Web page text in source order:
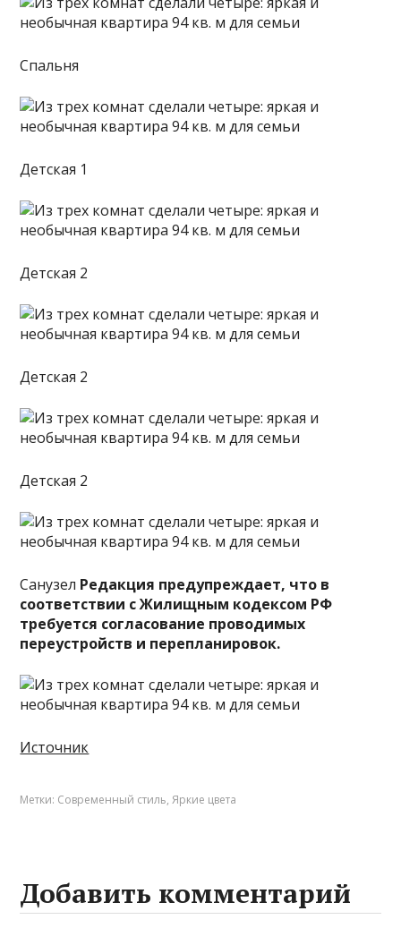
Спальня
Детская 1
Детская 2
Детская 2
Детская 2
Санузел Редакция предупреждает, что в
соответствии с Жилищным кодексом РФ
требуется согласование проводимых
переустройств и перепланировок.
Источник
Метки: Современный стиль,Яркие цвета
Добавить комментарий